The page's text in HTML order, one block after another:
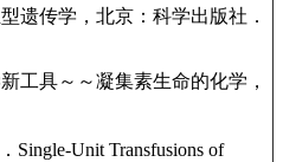
遗传学，北京：科学出版社．
工具～～凝集素生命的化学，
Single-Unit Transfusions of